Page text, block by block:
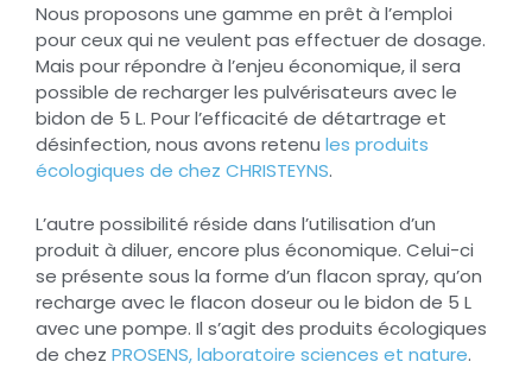
Nous proposons une gamme en prêt à l’emploi
pour ceux qui ne veulent pas effectuer de dosage.
Mais pour répondre à l’enjeu économique, il sera
possible de recharger les pulvérisateurs avec le
bidon de 5 L. Pour l’efficacité de détartrage et
désinfection, nous avons retenu les produits
écologiques de chez CHRISTEYNS.
L’autre possibilité réside dans l’utilisation d’un
produit à diluer, encore plus économique. Celui-ci
se présente sous la forme d’un flacon spray, qu’on
recharge avec le flacon doseur ou le bidon de 5 L
avec une pompe. Il s’agit des produits écologiques
de chez PROSENS, laboratoire sciences et nature.